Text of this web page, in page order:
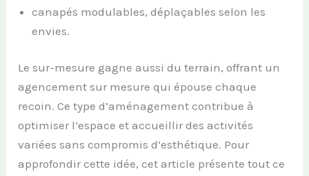
canapés modulables, déplaçables selon les
envies.
Le sur-mesure gagne aussi du terrain, offrant un
agencement sur mesure qui épouse chaque
recoin. Ce type d’aménagement contribue à
optimiser l’espace et accueillir des activités
variées sans compromis d’esthétique. Pour
approfondir cette idée, cet article présente tout ce